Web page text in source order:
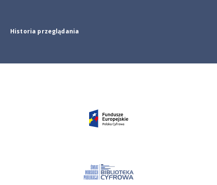
Historia przeglądania